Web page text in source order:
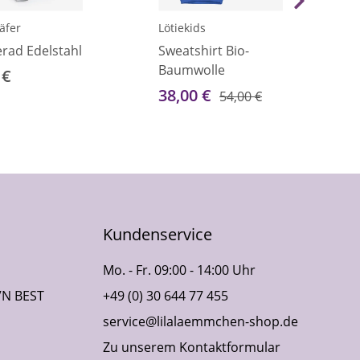
Edelstahl
Lötiekids
Sweatshirt Bio-
Baumwolle
38,00 € 54,00 €
BEST
Kundenservice
Mo. - Fr. 09:00 - 14:00 Uhr
+49 (0) 30 644 77 455
service@lilalaemmchen-shop.de
Zu unserem Kontaktformular